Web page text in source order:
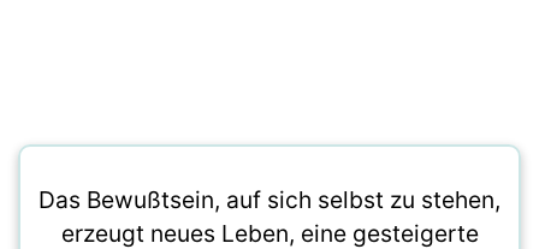
Das Bewußtsein, auf sich selbst zu stehen,
erzeugt neues Leben, eine gesteigerte